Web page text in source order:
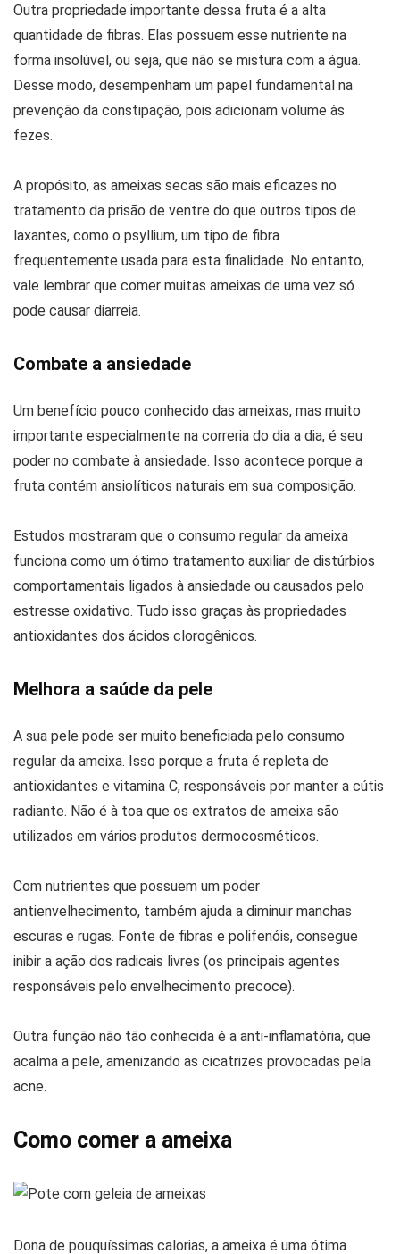
Outra propriedade importante dessa fruta é a alta
quantidade de fibras. Elas possuem esse nutriente na
forma insolúvel, ou seja, que não se mistura com a água.
Desse modo, desempenham um papel fundamental na
prevenção da constipação, pois adicionam volume às
fezes.
A propósito, as ameixas secas são mais eficazes no
tratamento da prisão de ventre do que outros tipos de
laxantes, como o psyllium, um tipo de fibra
frequentemente usada para esta finalidade. No entanto,
vale lembrar que comer muitas ameixas de uma vez só
pode causar diarreia.
Combate a ansiedade
Um benefício pouco conhecido das ameixas, mas muito
importante especialmente na correria do dia a dia, é seu
poder no combate à ansiedade. Isso acontece porque a
fruta contém ansiolíticos naturais em sua composição.
Estudos mostraram que o consumo regular da ameixa
funciona como um ótimo tratamento auxiliar de distúrbios
comportamentais ligados à ansiedade ou causados pelo
estresse oxidativo. Tudo isso graças às propriedades
antioxidantes dos ácidos clorogênicos.
Melhora a saúde da pele
A sua pele pode ser muito beneficiada pelo consumo
regular da ameixa. Isso porque a fruta é repleta de
antioxidantes e vitamina C, responsáveis por manter a cútis
radiante. Não é à toa que os extratos de ameixa são
utilizados em vários produtos dermocosméticos.
Com nutrientes que possuem um poder
antienvelhecimento, também ajuda a diminuir manchas
escuras e rugas. Fonte de fibras e polifenóis, consegue
inibir a ação dos radicais livres (os principais agentes
responsáveis pelo envelhecimento precoce).
Outra função não tão conhecida é a anti-inflamatória, que
acalma a pele, amenizando as cicatrizes provocadas pela
acne.
Como comer a ameixa
Dona de pouquíssimas calorias, a ameixa é uma ótima